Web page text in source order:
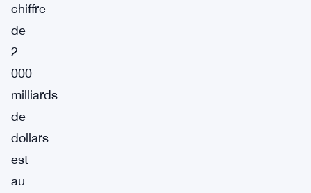
chiffre
de
2
000
milliards
de
dollars
est
au